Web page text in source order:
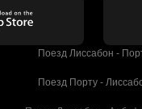
Поезд Лиссабон -
Поезд Порту -